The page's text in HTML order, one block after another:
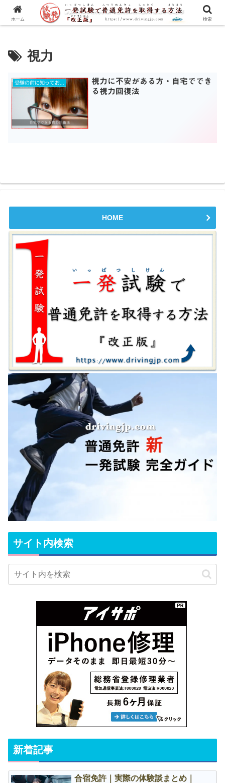
一発試験の流れから合格のコツまで、徹底解説！
視力
受験の前に知っておきたいコト！
視力に不安がある方・自宅ででき
る視力回復法
HOME
サイト内検索
新着記事
合宿免許｜実際の体験談まとめ｜
ホーム 検索